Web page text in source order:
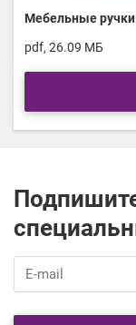
Мебельные ручки
pdf, 26.09 МБ